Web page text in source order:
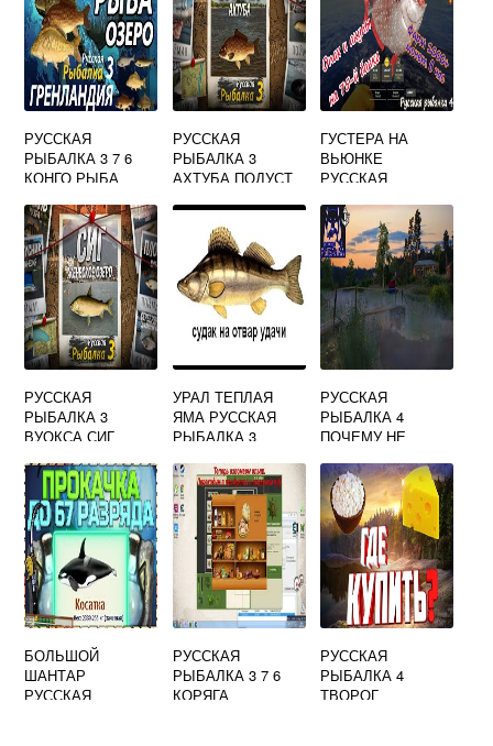
РУССКАЯ
РЫБАЛКА 3 7 6
КОНГО РЫБА
РУССКАЯ
РЫБАЛКА 3
АХТУБА ПОДУСТ
ГУСТЕРА НА
ВЬЮНКЕ
РУССКАЯ
РУССКАЯ
РЫБАЛКА 3
ВУОКСА СИГ
УРАЛ ТЕПЛАЯ
ЯМА РУССКАЯ
РЫБАЛКА 3
РУССКАЯ
РЫБАЛКА 4
ПОЧЕМУ НЕ
БОЛЬШОЙ
ШАНТАР
РУССКАЯ
РУССКАЯ
РЫБАЛКА 3 7 6
КОРЯГА
РУССКАЯ
РЫБАЛКА 4
ТВОРОГ